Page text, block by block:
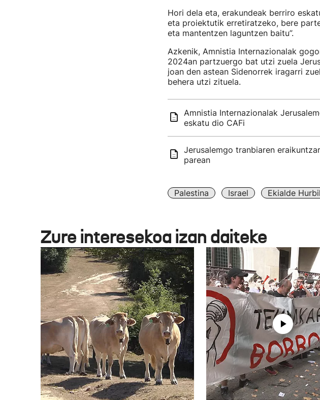
Hori dela eta, erakundeak berriro
eta proiektutik erretiratzeko, bere
eta mantentzen laguntzen baitu”.
Azkenik, Amnistia Internazionalak
2024an partzuergo bat utzi zuela
joan den astean Sidenorrek iragarri
behera utzi zituela.
Amnistia Internazionalak
eskatu dio CAFi
Jerusalemgo tranbiaren
parean
Palestina Israel Ekialde
Zure interesekoa izan daiteke